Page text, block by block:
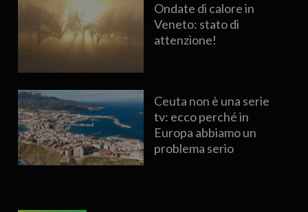
Ondate di calore in
Veneto: stato di
attenzione!
Ceuta non è una serie
tv: ecco perché in
Europa abbiamo un
problema serio